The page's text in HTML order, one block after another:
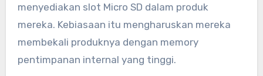
menyediakan slot Micro SD dalam produk
mereka. Kebiasaan itu mengharuskan mereka
membekali produknya dengan memory
pentimpanan internal yang tinggi.